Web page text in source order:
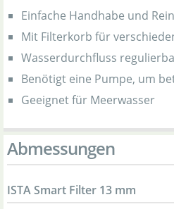
Einfache Handhabe und
Mit Filterkorb für
Wasserdurchfluss
Benötigt eine Pumpe, um
Geeignet für Meerwasser
Abmessungen
ISTA Smart Filter 13 mm